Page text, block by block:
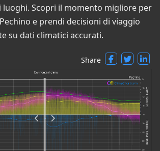
luoghi. Scopri il momento migliore per
e prendi decisioni di viaggio
su dati climatici accurati.
Share